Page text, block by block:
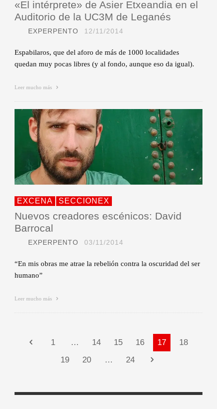
«El intérprete» de Asier Etxeandia en el
Auditorio de la UC3M de Leganés
EXPERPENTO 12/11/2014
Espabilaros, que del aforo de más de 1000 localidades
quedan muy pocas libres (y al fondo, aunque eso da igual).
Leer mucho más
EXCENA SECCIONEX
Nuevos creadores escénicos: David
Barrocal
EXPERPENTO 03/11/2014
“En mis obras me atrae la rebelión contra la oscuridad del ser
humano”
Leer mucho más
1 … 14 15 16 17
18
19
20 … 24